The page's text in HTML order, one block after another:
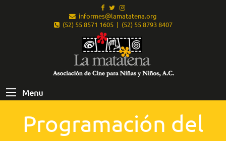
informes@lamatatena.org
(52) 55 8571 1605 | (52) 55 8793 8407
Menu
Programación del